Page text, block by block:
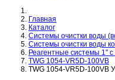
Главная
Каталог
Системы очистки воды
Системы очистки воды
Реагентные системы 1''
TWG 1054-VR5D-100VB
TWG 1054-VR5D-